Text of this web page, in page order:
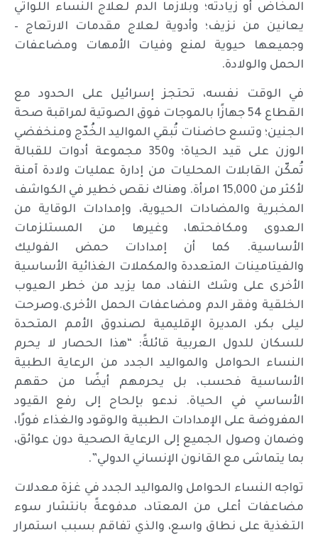
المخاض أو زيادته؛ وبلازما الدم لعلاج النساء اللواتي
يعانين من نزيف؛ وأدوية لعلاج مقدمات الارتعاج –
وجميعها حيوية لمنع وفيات الأمهات ومضاعفات
الحمل والولادة.
في الوقت نفسه، تحتجز إسرائيل على الحدود مع
القطاع 54 جهازًا بالموجات فوق الصوتية لمراقبة صحة
الجنين؛ وتسع حاضنات تُبقي المواليد الخُدّج ومنخفضي
الوزن على قيد الحياة؛ و350 مجموعة أدوات للقبالة
تُمكّن القابلات المحليات من إدارة عمليات ولادة آمنة
لأكثر من 15,000 امرأة. وهناك نقص خطير في الكواشف
المخبرية والمضادات الحيوية، وإمدادات الوقاية من
العدوى ومكافحتها، وغيرها من المستلزمات
الأساسية. كما أن إمدادات حمض الفوليك
والفيتامينات المتعددة والمكملات الغذائية الأساسية
الأخرى على وشك النفاد، مما يزيد من خطر العيوب
الخلقية وفقر الدم ومضاعفات الحمل الأخرى.وصرحت
ليلى بكر، المديرة الإقليمية لصندوق الأمم المتحدة
للسكان للدول العربية قائلةً: “هذا الحصار لا يحرم
النساء الحوامل والمواليد الجدد من الرعاية الطبية
الأساسية فحسب، بل يحرمهم أيضًا من حقهم
الأساسي في الحياة. ندعو بإلحاح إلى رفع القيود
المفروضة على الإمدادات الطبية والوقود والغذاء فورًا،
وضمان وصول الجميع إلى الرعاية الصحية دون عوائق،
بما يتماشى مع القانون الإنساني الدولي”.
تواجه النساء الحوامل والمواليد الجدد في غزة معدلات
مضاعفات أعلى من المعتاد، مدفوعةً بانتشار سوء
التغذية على نطاق واسع، والذي تفاقم بسبب استمرار